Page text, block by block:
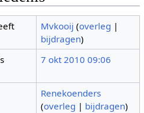
Mvkooij (overleg |
bijdragen)
7 okt 2010 09:06
Renekoenders
(overleg | bijdragen)